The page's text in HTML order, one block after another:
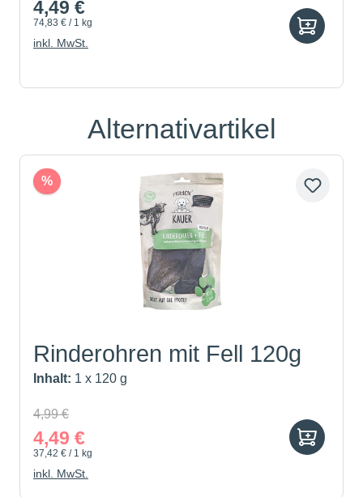
4,49 €
74,83 € / 1 kg
inkl. MwSt.
Produktgalerie überspringen
Alternativartikel
%
Rinderohren mit Fell 120g
Inhalt: 1 x 120 g
4,99 €
4,49 €
37,42 € / 1 kg
inkl. MwSt.